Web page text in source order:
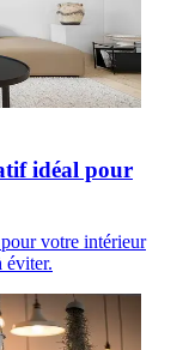
idéal pour
votre intérieur
éviter.